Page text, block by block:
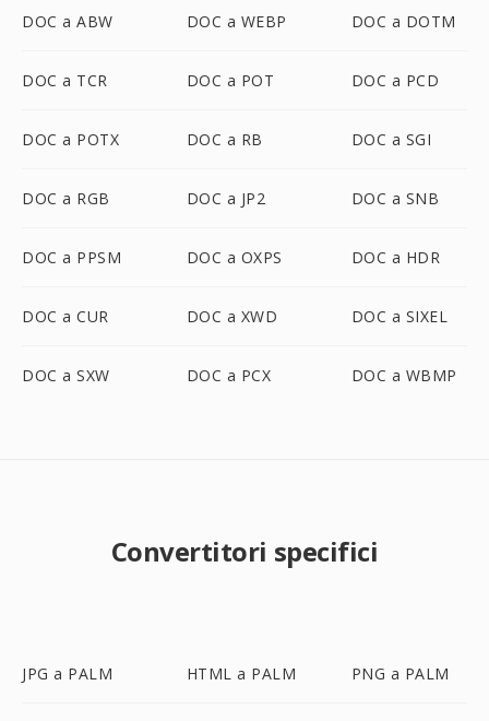
DOC a ABW DOC a WEBP DOC a DOTM
DOC a TCR DOC a POT DOC a PCD
DOC a POTX DOC a RB DOC a SGI
DOC a RGB DOC a JP2 DOC a SNB
DOC a PPSM DOC a OXPS DOC a HDR
DOC a CUR DOC a XWD DOC a SIXEL
DOC a SXW DOC a PCX DOC a WBMP
Convertitori specifici
JPG a PALM HTML a PALM PNG a PALM